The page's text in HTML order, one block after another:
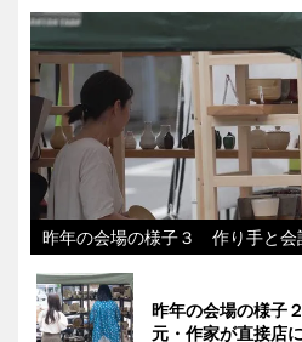
昨年の会場の様子３ 作り手と会
昨年の会場の様子
元・作家が直接店